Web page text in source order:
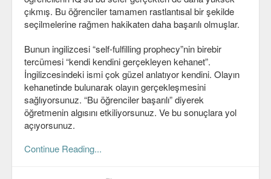
çıkmış. Bu öğrenciler tamamen rastlantısal bir şekilde
seçilmelerine rağmen hakikaten daha başarılı olmuşlar.
Bunun ingilizcesi “self-fulfilling prophecy”nin birebir
tercümesi “kendi kendini gerçekleyen kehanet”.
İngilizcesindeki ismi çok güzel anlatıyor kendini. Olayın
kehanetinde bulunarak olayın gerçekleşmesini
sağlıyorsunuz. “Bu öğrenciler başarılı” diyerek
öğretmenin algısını etkiliyorsunuz. Ve bu sonuçlara yol
açıyorsunuz.
Continue Reading...